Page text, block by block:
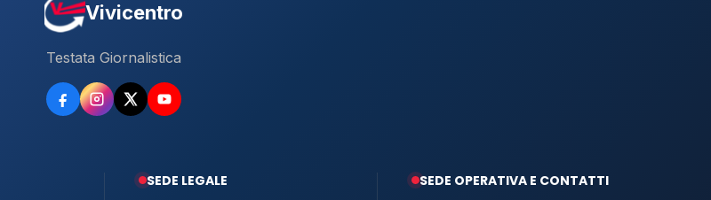
Vivicentro
Testata Giornalistica
SEDE LEGALE SEDE OPERATIVA E CONTATTI